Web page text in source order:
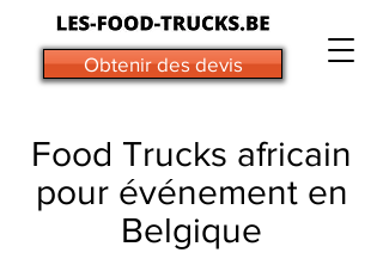
Obtenir des devis
Food Trucks africain
pour événement en
Belgique